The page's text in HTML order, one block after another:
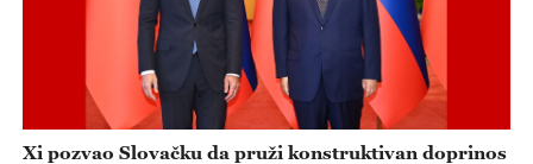
Xi pozvao Slovačku da pruži konstruktivan doprinos